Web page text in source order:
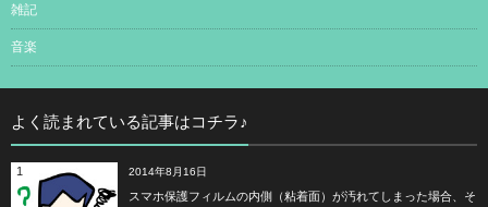
雑記
音楽
よく読まれている記事はコチラ♪
1 2014年8月16日
スマホ保護フィルムの内側（粘着面）が汚れてしまった場合、そ